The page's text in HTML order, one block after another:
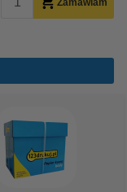
Zamawiam